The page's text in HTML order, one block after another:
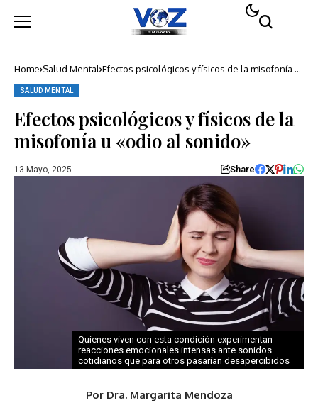
Home Salud Mental Efectos psicológicos y físicos de la misofonía u
SALUD MENTAL
Efectos psicológicos y físicos de la
misofonía u «odio al sonido»
13 Mayo, 2025 Share
Quienes viven con esta condición experimentan
reacciones emocionales intensas ante sonidos
cotidianos que para otros pasarían desapercibidos
Por Dra. Margarita Mendoza